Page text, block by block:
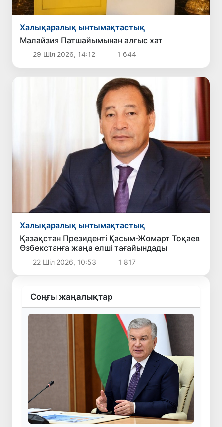
Халықаралық ынтымақтастық
Малайзия Патшайымынан алғыс хат
29 Шіл 2026, 14:12 1 644
Халықаралық ынтымақтастық
Қазақстан Президенті Қасым-Жомарт Тоқаев
Өзбекстанға жаңа елші тағайындады
22 Шіл 2026, 10:53 1 817
Соңғы жаңалықтар